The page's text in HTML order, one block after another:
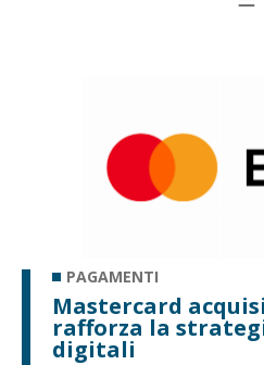
PAGAMENTI
Mastercard
rafforza la
digitali